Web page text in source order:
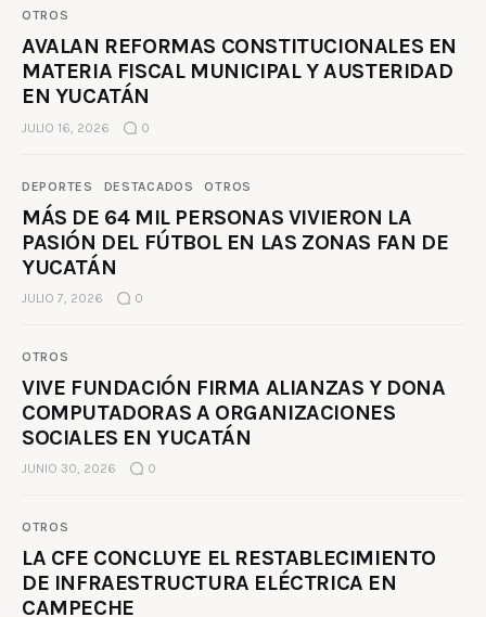
OTROS
AVALAN REFORMAS CONSTITUCIONALES EN
MATERIA FISCAL MUNICIPAL Y AUSTERIDAD
EN YUCATÁN
JULIO 16, 2026 0
DEPORTES DESTACADOS OTROS
MÁS DE 64 MIL PERSONAS VIVIERON LA
PASIÓN DEL FÚTBOL EN LAS ZONAS FAN DE
YUCATÁN
JULIO 7, 2026 0
OTROS
VIVE FUNDACIÓN FIRMA ALIANZAS Y DONA
COMPUTADORAS A ORGANIZACIONES
SOCIALES EN YUCATÁN
JUNIO 30, 2026 0
OTROS
LA CFE CONCLUYE EL RESTABLECIMIENTO
DE INFRAESTRUCTURA ELÉCTRICA EN
CAMPECHE